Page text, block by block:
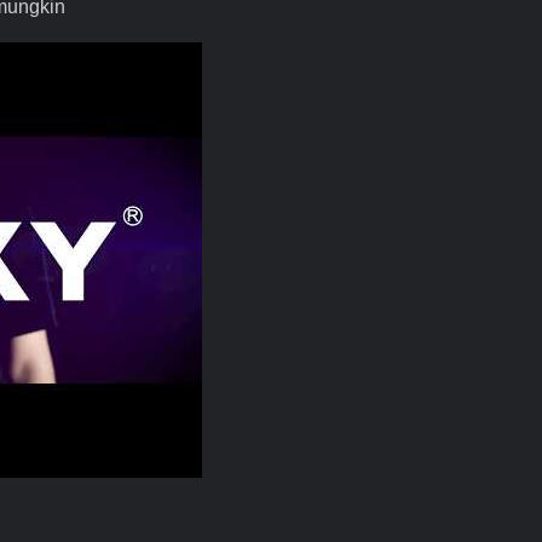
Kecerdasan Torsi Di Mana Pun Mungkin